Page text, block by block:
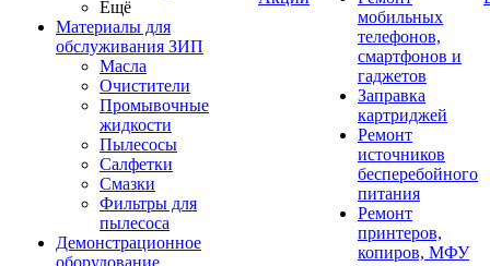
Ещё
Материалы для
обслуживания ЗИП
Масла
Очистители
Промывочные
жидкости
Пылесосы
Салфетки
Смазки
Фильтры для
пылесоса
Демонстрационное
оборудование
мобильных
телефонов,
смартфонов и
гаджетов
Заправка
картриджей
Ремонт
источников
бесперебойного
питания
Ремонт
принтеров,
копиров, МФУ